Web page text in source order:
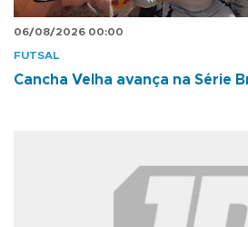
06/08/2026 00:00
FUTSAL
Cancha Velha avança na Série